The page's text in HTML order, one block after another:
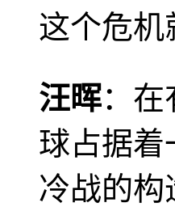
这个危机
汪晖：
球占据着
冷战的